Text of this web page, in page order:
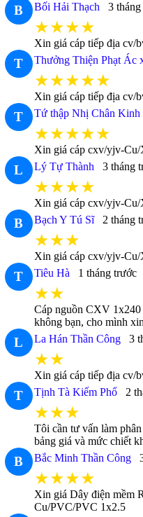
B Bối Hải Thạch 3
★★★★
Xin giá cáp tiếp địa cv/
T Thưởng Thiện Phạt Ác
★★★★★
Xin giá cáp tiếp địa cv/
T Tứ thập Nhị Chân Kinh
★★★★★
Xin giá cáp cxv/yjv-
L Lý Tự Thành 3 tháng
★★★★
Xin giá cáp cxv/yjv-
B Bạch Y Tú Sĩ 2 tháng
★★★
Xin giá cáp cxv/yjv-
T Tiêu Hà 1 tháng trước
★★
Cáp nguồn CXV
không bạn, cho mình
L La Hán Thần Công 3
★★
Xin giá cáp tiếp địa cv/
T Tịnh Tà Kiếm Phổ 2
★★★
Tôi cần tư vấn làm
bảng giá và mức chiết
B Bắc Minh Thần Công
★★★★
Xin giá Dây điện mềm
Cu/PVC/PVC 1x2.5